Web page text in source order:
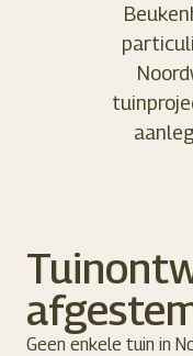
Geen enkele tuin in